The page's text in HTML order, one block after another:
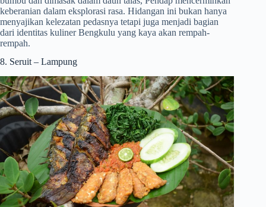
keberanian dalam eksplorasi rasa. Hidangan ini bukan hanya
menyajikan kelezatan pedasnya tetapi juga menjadi bagian
dari identitas kuliner Bengkulu yang kaya akan rempah-
rempah.
8. Seruit – Lampung